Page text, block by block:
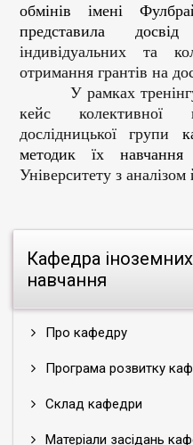
Кафедра
навчання
Про кафедру
Програма розвитку
Склад кафедри
Матеріали засідань
обмінів імені
представила
індивідуальних та
отримання грантів на
У рамках
кейс колективної
дослідницької групи
методик їх навчання
Університету з